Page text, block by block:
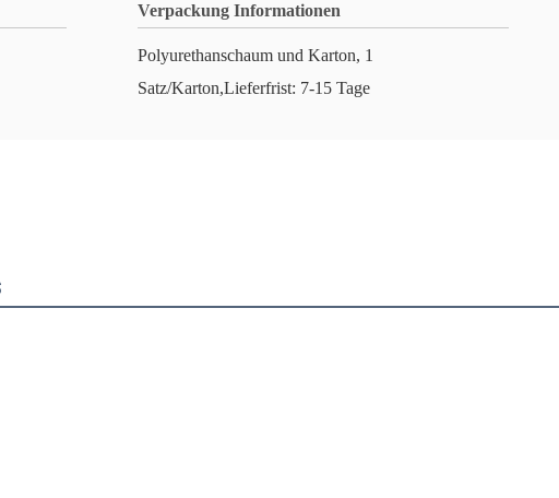
Verpackung Informationen
Polyurethanschaum und Karton, 1
Satz/Karton,Lieferfrist: 7-15 Tage